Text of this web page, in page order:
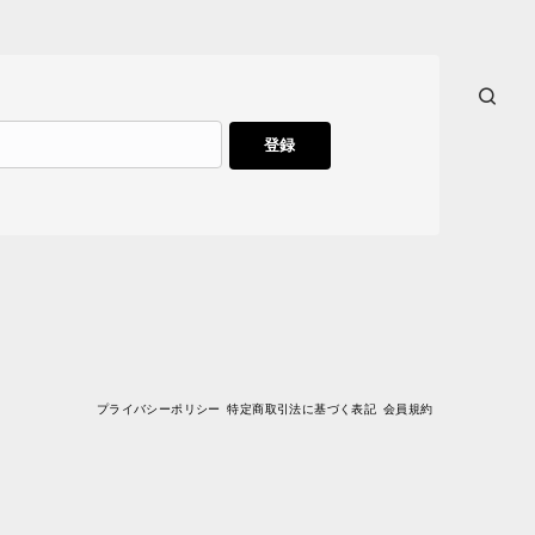
登録
プライバシーポリシー 特定商取引法に基づく表記 会員規約